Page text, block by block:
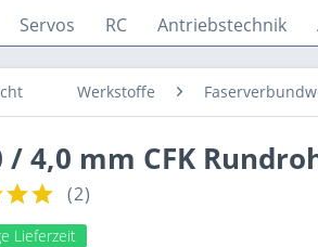
Servos RC Antriebstechnik
Werkstoffe
4,0 mm CFK
(2)
Lieferzeit